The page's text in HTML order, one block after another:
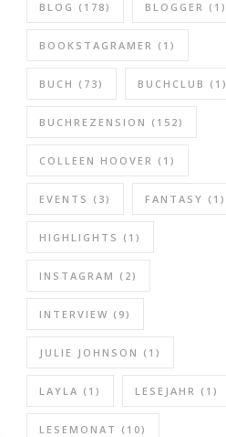
BLOG (178) BLOGGER (1)
BOOKSTAGRAMER (1)
BUCH (73) BUCHCLUB (1)
BUCHREZENSION (152)
COLLEEN HOOVER (1)
EVENTS (3) FANTASY (1)
HIGHLIGHTS (1)
INSTAGRAM (2)
INTERVIEW (9)
JULIE JOHNSON (1)
LAYLA (1) LESEJAHR (1)
LESEMONAT (10)